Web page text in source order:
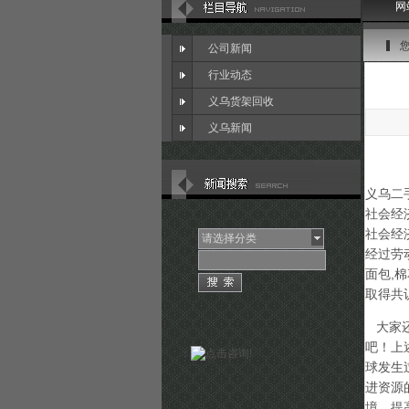
公司新闻
行业动态
义乌货架回收
义乌新闻
请选择分类
网
义乌
社会经
社会经
经过劳
面包,
取得共
大家
吧！上
球发生
进资源
：